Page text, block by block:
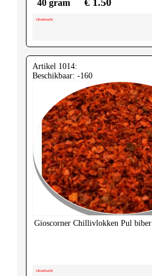
40 gram € 1.50
Uitverkocht
Artikel 1014:
Beschikbaar: -160
Gioscorner Chillivlokken Pul biber
Uitverkocht